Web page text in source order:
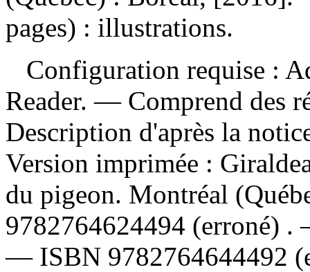
pages) : illustrations.
Configuration requise :
Reader. — Comprend des
Description d'après la
Version imprimée :
du pigeon. Montréal
9782764624494 (erroné)
— ISBN 9782764644492